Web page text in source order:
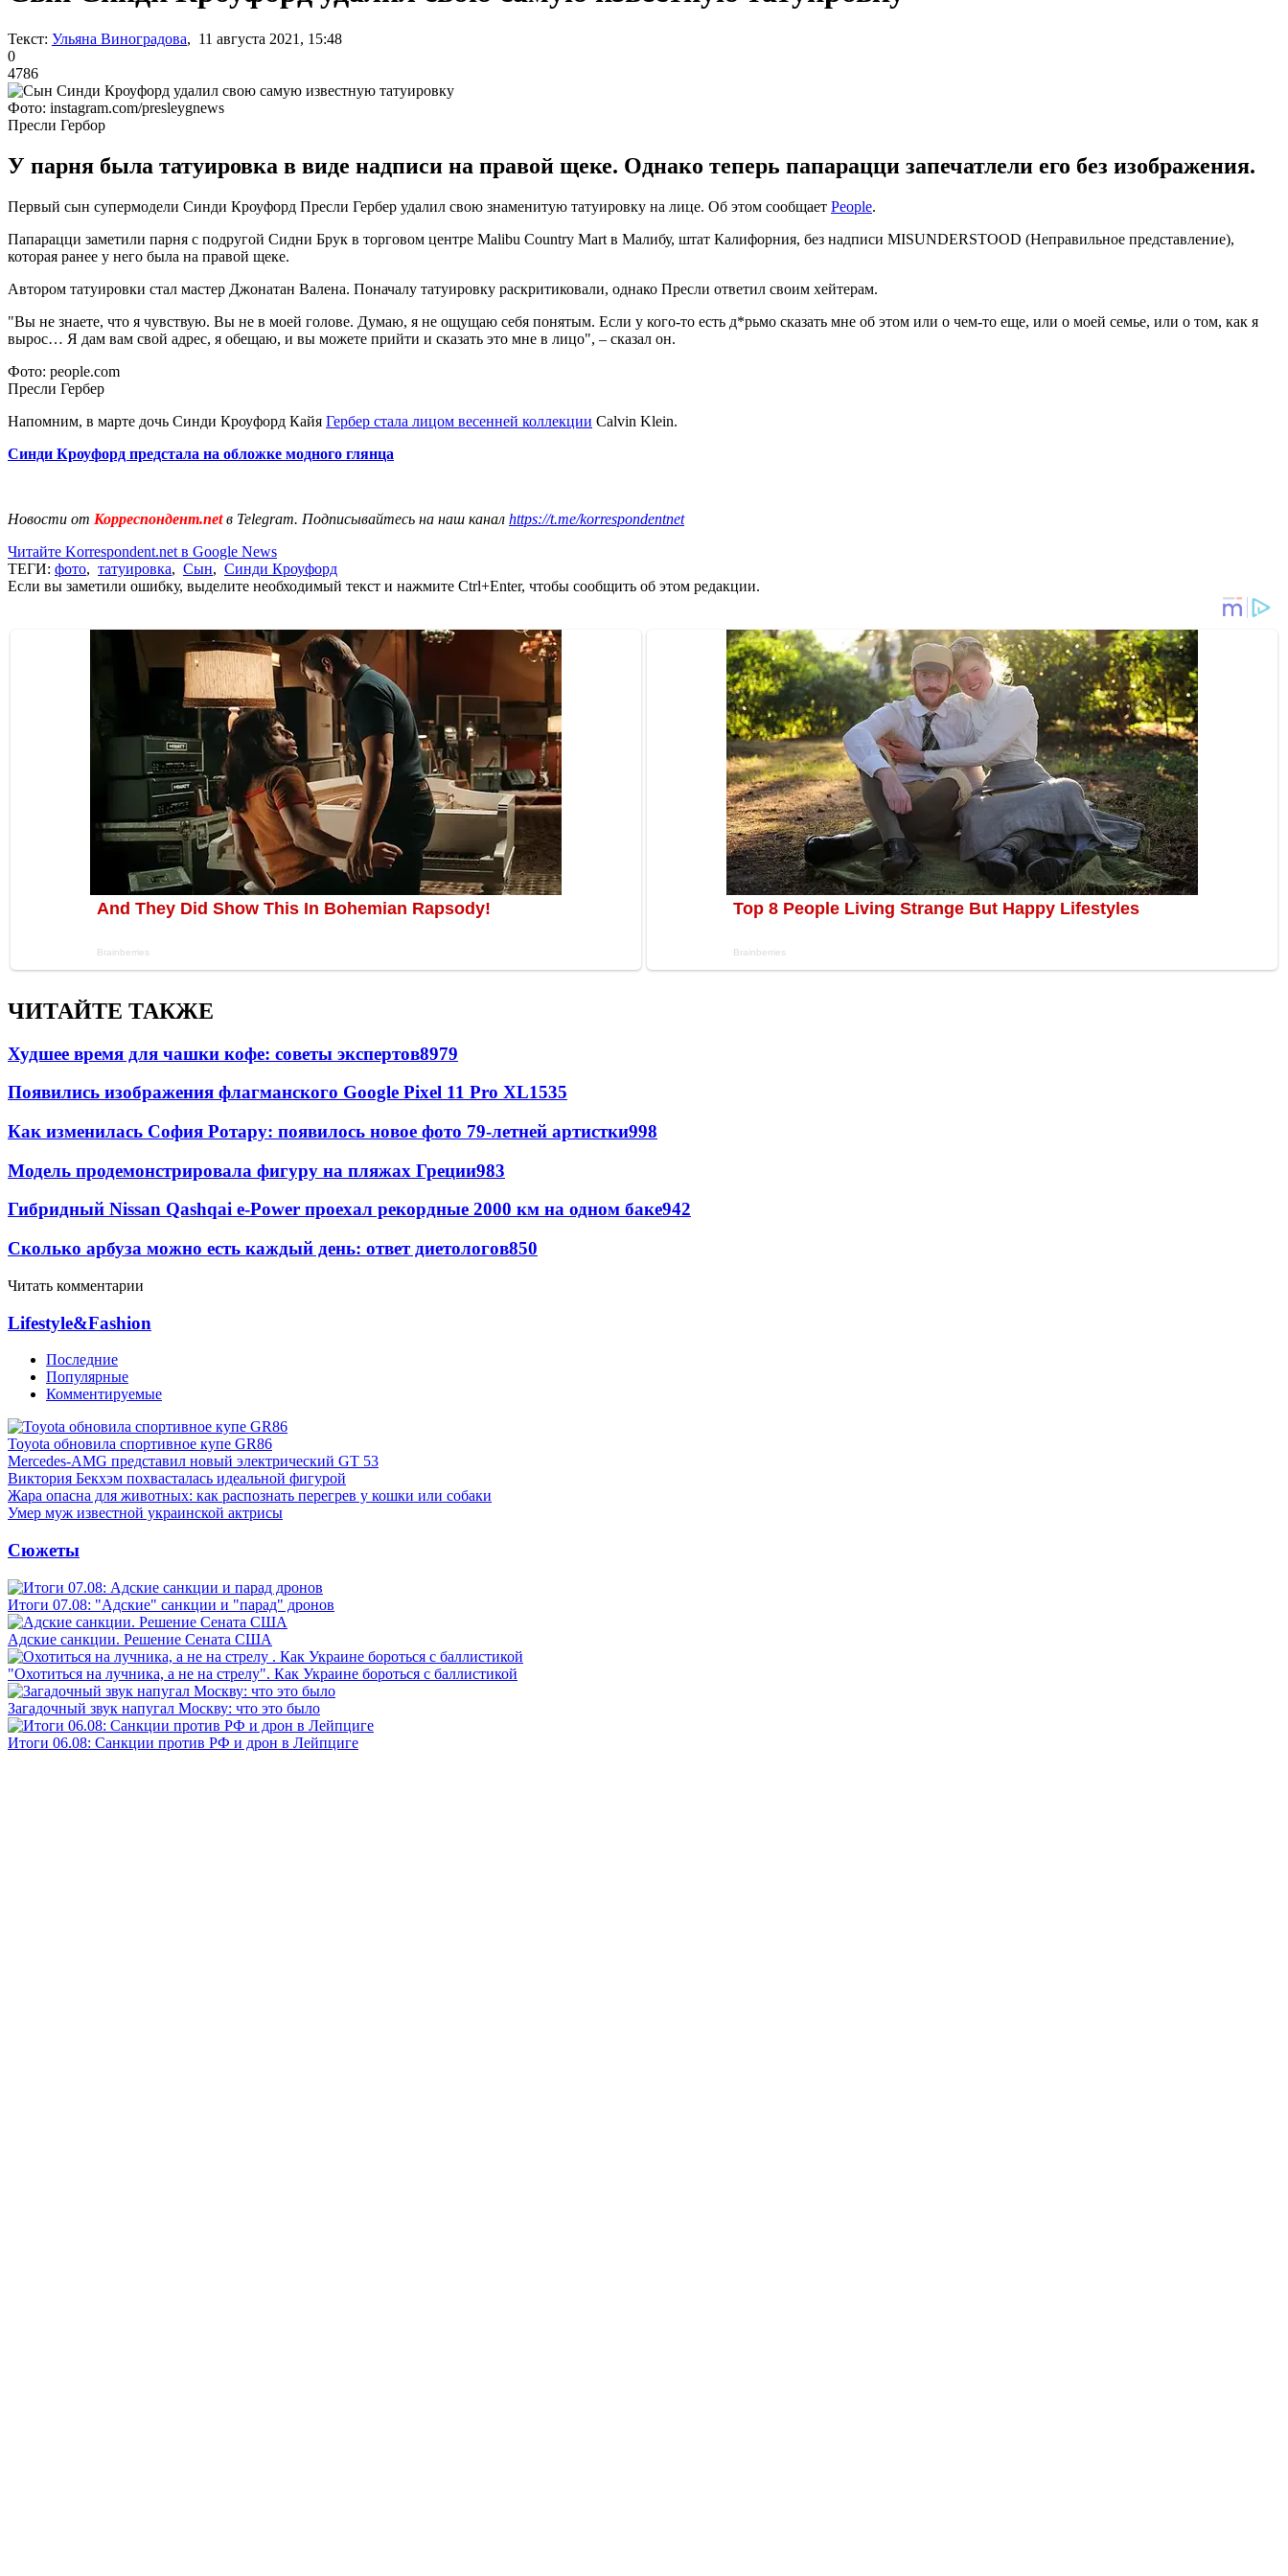
Текст: Ульяна Виноградова, 11 августа 2021, 15:48
0
4786
Фото: instagram.com/presleygnews
Пресли Гербор
У парня была татуировка в виде надписи на правой щеке. Однако теперь папарацци запечатлели его без изображения.
Первый сын супермодели Синди Кроуфорд Пресли Гербер удалил свою знаменитую татуировку на лице. Об этом сообщает People.
Папарацци заметили парня с подругой Сидни Брук в торговом центре Malibu Country Mart в Малибу, штат Калифорния, без надписи MISUNDERSTOOD (Неправильное представление),
которая ранее у него была на правой щеке.
Автором татуировки стал мастер Джонатан Валена. Поначалу татуировку раскритиковали, однако Пресли ответил своим хейтерам.
"Вы не знаете, что я чувствую. Вы не в моей голове. Думаю, я не ощущаю себя понятым. Если у кого-то есть д*рьмо сказать мне об этом или о чем-то еще, или о моей семье, или о том, как я
вырос… Я дам вам свой адрес, я обещаю, и вы можете прийти и сказать это мне в лицо", – сказал он.
Фото: people.com
Пресли Гербер
Напомним, в марте дочь Синди Кроуфорд Кайя Гербер стала лицом весенней коллекции Calvin Klein.
Синди Кроуфорд предстала на обложке модного глянца
Новости от Корреспондент.netв Telegram. Подписывайтесь на наш канал https://t.me/korrespondentnet
Читайте Korrespondent.net в Google News
ТЕГИ: фото, татуировка, Сын, Синди Кроуфорд
Если вы заметили ошибку, выделите необходимый текст и нажмите Ctrl+Enter, чтобы сообщить об этом редакции.
ЧИТАЙТЕ ТАКЖЕ
Худшее время для чашки кофе: советы экспертов8979
Появились изображения флагманского Google Pixel 11 Pro XL1535
Как изменилась София Ротару: появилось новое фото 79-летней артистки998
Модель продемонстрировала фигуру на пляжах Греции983
Гибридный Nissan Qashqai e-Power проехал рекордные 2000 км на одном баке942
Сколько арбуза можно есть каждый день: ответ диетологов850
Читать комментарии
Lifestyle&Fashion
Последние
Популярные
Комментируемые
Toyota обновила спортивное купе GR86
Mercedes-AMG представил новый электрический GT 53
Виктория Бекхэм похвасталась идеальной фигурой
Жара опасна для животных: как распознать перегрев у кошки или собаки
Умер муж известной украинской актрисы
Сюжеты
Итоги 07.08: "Адские" санкции и "парад" дронов
Адские санкции. Решение Сената США
"Охотиться на лучника, а не на стрелу". Как Украине бороться с баллистикой
Загадочный звук напугал Москву: что это было
Итоги 06.08: Санкции против РФ и дрон в Лейпциге